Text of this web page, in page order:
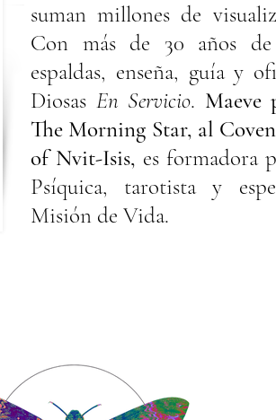
suman millones de
Con más de 30 años
espaldas, enseña, guía y
Diosas En Servicio. Maeve
The Morning Star, al
of Nvit-Isis, es formadora
Psíquica, tarotista y
Misión de Vida.